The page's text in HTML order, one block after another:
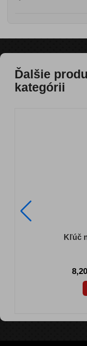
Ďalšie
kategórii
Kľúč